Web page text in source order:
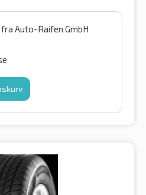
fra Auto-Raifen GmbH